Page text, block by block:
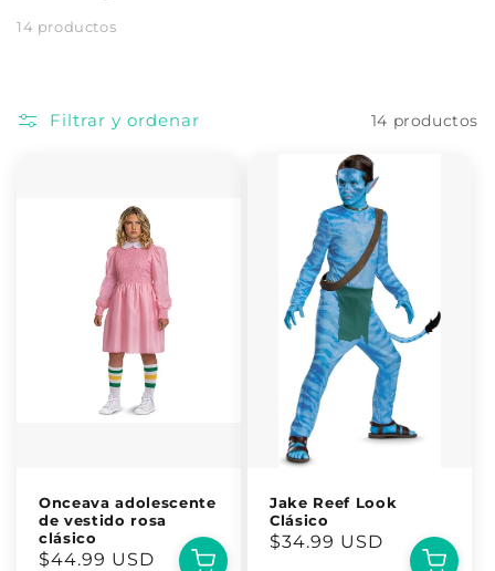
14 productos
Filtrar y ordenar 14 productos
Onceava adolescente
de vestido rosa
clásico
Precio
$44.99 USD
Jake Reef Look
Clásico
Precio
$34.99 USD